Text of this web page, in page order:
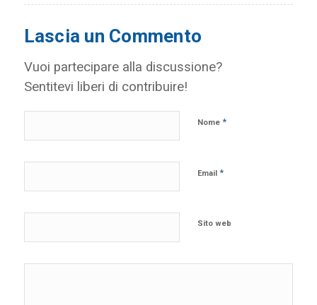
Lascia un Commento
Vuoi partecipare alla discussione?
Sentitevi liberi di contribuire!
Nome *
Email *
Sito web